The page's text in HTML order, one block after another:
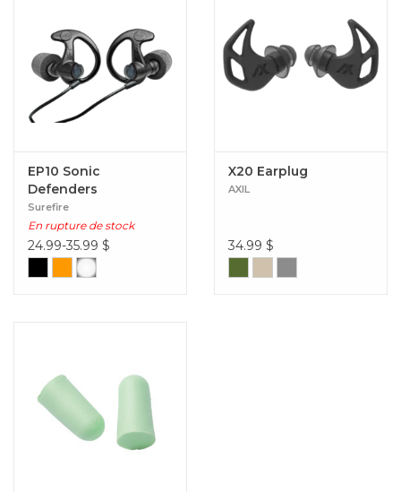
EP10 Sonic
Defenders
Surefire
En rupture de stock
24.99-35.99 $
X20 Earplug
AXIL
34.99 $